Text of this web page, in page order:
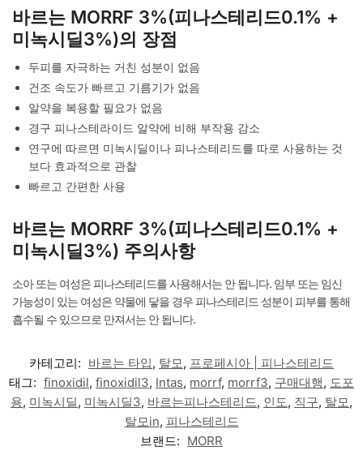
바르는 MORRF 3%(피나스테리드0.1% +
미녹시딜3%)의 장점
두피를 자극하는 거친 성분이 없음
건조 속도가 빠르고 기름기가 없음
알약을 복용할 필요가 없음
경구 피나스테라이드 알약에 비해 부작용 감소
연구에 따르면 미녹시딜이나 피나스테리드를 따로 사용하는 것
보다 효과적으로 관찰
빠르고 간편한 사용
바르는 MORRF 3%(피나스테리드0.1% +
미녹시딜3%) 주의사항
소아 또는 여성은 피나스테리드를 사용해서는 안 됩니다. 임부 또는 임신
가능성이 있는 여성은 약물에 닿을 경우 피나스테리드 성분이 피부를 통해
흡수될 수 있으므로 만져서는 안 됩니다.
카테고리: 바르는 타입, 탈모, 프로페시아 | 피나스테리드
태그: finoxidil, finoxidil3, Intas, morrf, morrf3, 구매대행, 도포
용, 미녹시딜, 미녹시딜3, 바르는피나스테리드, 인도, 직구, 탈모,
탈모in, 피나스테리드
브랜드: MORR